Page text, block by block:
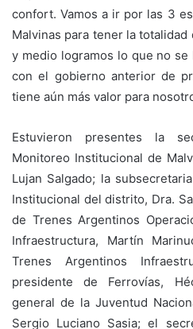
confort. Vamos a ir por las 3
Malvinas para tener la totalidad
y medio logramos lo que no
con el gobierno anterior de
tiene aún más valor para
Estuvieron presentes la
Monitoreo Institucional de
Lujan Salgado; la
Institucional del distrito, Dra.
de Trenes Argentinos
Infraestructura, Martín
Trenes Argentinos
presidente de Ferrovías,
general de la Juventud
Sergio Luciano Sasia; el